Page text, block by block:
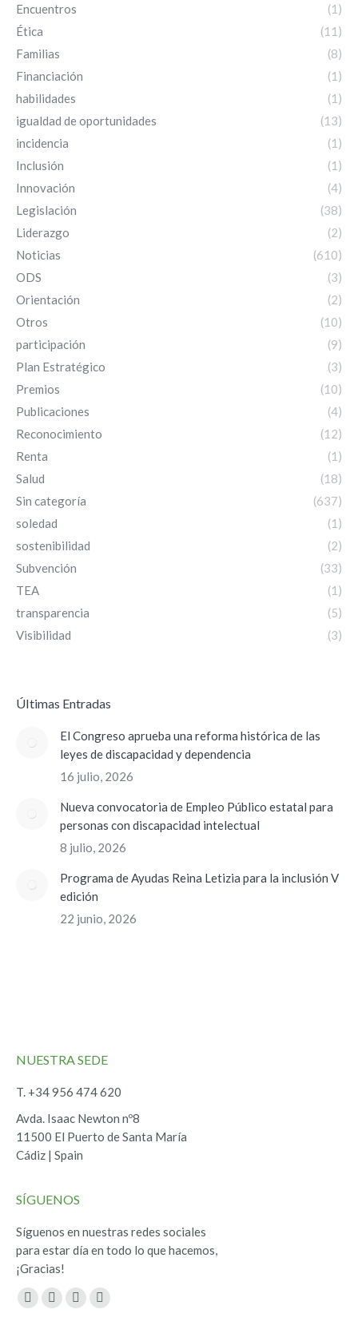
Encuentros
(1)
Ética
(11)
Familias
(8)
Financiación
(1)
habilidades
(1)
igualdad de oportunidades
(13)
incidencia
(1)
Inclusión
(1)
Innovación
(4)
Legislación
(38)
Liderazgo
(2)
Noticias
(610)
ODS
(3)
Orientación
(2)
Otros
(10)
participación
(9)
Plan Estratégico
(3)
Premios
(10)
Publicaciones
(4)
Reconocimiento
(12)
Renta
(1)
Salud
(18)
Sin categoría
(637)
soledad
(1)
sostenibilidad
(2)
Subvención
(33)
TEA
(1)
transparencia
(5)
Visibilidad
(3)
ÚItimas Entradas
El Congreso aprueba una reforma histórica de las
leyes de discapacidad y dependencia
16 julio, 2026
Nueva convocatoria de Empleo Público estatal para
personas con discapacidad intelectual
8 julio, 2026
Programa de Ayudas Reina Letizia para la inclusión V
edición
22 junio, 2026
NUESTRA SEDE
T. +34 956 474 620
Avda. Isaac Newton nº8
11500 El Puerto de Santa María
Cádiz | Spain
SÍGUENOS
Síguenos en nuestras redes sociales
para estar día en todo lo que hacemos,
¡Gracias!
Encuéntranos en:
Facebook
TwitterYouTubeInstagram